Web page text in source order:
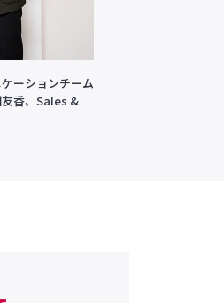
ーションチーム
香、Sales &